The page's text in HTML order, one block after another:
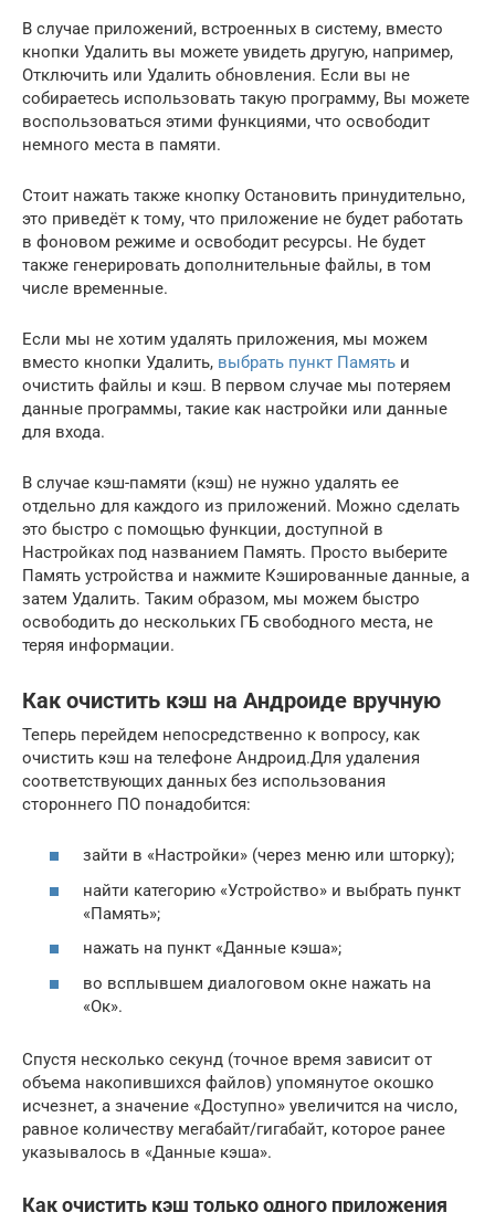
В случае приложений, встроенных в систему, вместо
кнопки Удалить вы можете увидеть другую, например,
Отключить или Удалить обновления. Если вы не
собираетесь использовать такую программу, Вы можете
воспользоваться этими функциями, что освободит
немного места в памяти.
Стоит нажать также кнопку Остановить принудительно,
это приведёт к тому, что приложение не будет работать
в фоновом режиме и освободит ресурсы. Не будет
также генерировать дополнительные файлы, в том
числе временные.
Если мы не хотим удалять приложения, мы можем
вместо кнопки Удалить, выбрать пункт Память и
очистить файлы и кэш. В первом случае мы потеряем
данные программы, такие как настройки или данные
для входа.
В случае кэш-памяти (кэш) не нужно удалять ее
отдельно для каждого из приложений. Можно сделать
это быстро с помощью функции, доступной в
Настройках под названием Память. Просто выберите
Память устройства и нажмите Кэшированные данные, а
затем Удалить. Таким образом, мы можем быстро
освободить до нескольких ГБ свободного места, не
теряя информации.
Как очистить кэш на Андроиде вручную
Теперь перейдем непосредственно к вопросу, как
очистить кэш на телефоне Андроид.Для удаления
соответствующих данных без использования
стороннего ПО понадобится:
зайти в «Настройки» (через меню или шторку);
найти категорию «Устройство» и выбрать пункт
«Память»;
нажать на пункт «Данные кэша»;
во всплывшем диалоговом окне нажать на
«Ок».
Спустя несколько секунд (точное время зависит от
объема накопившихся файлов) упомянутое окошко
исчезнет, а значение «Доступно» увеличится на число,
равное количеству мегабайт/гигабайт, которое ранее
указывалось в «Данные кэша».
Как очистить кэш только одного приложения